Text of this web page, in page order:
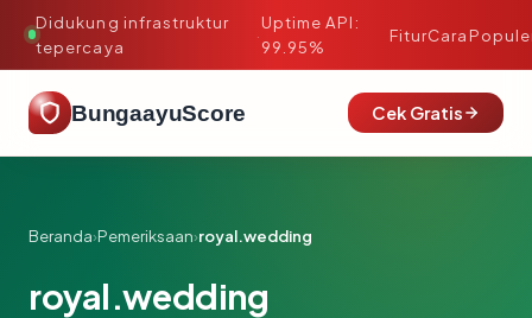
Didukung infrastruktur
tepercaya
·
Uptime API:
99.95%
FiturCara
BungaayuScore Cek Gratis
Beranda›Pemeriksaan›royal.wedding
royal.wedding